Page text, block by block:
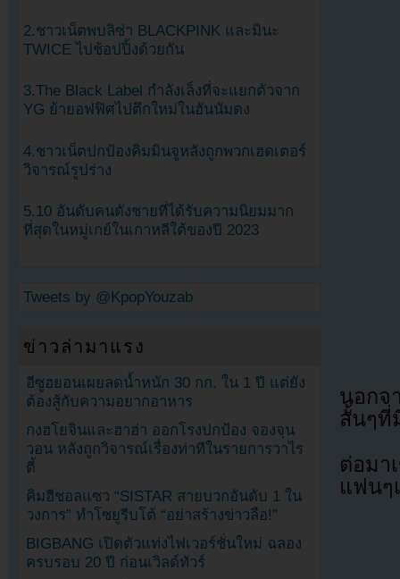
นอกจ
สั้นๆที่
ต่อมา
แฟนๆ
2.ชาวเน็ตพบลิซ่า BLACKPINK และมินะ
TWICE ไปช้อปปิ้งด้วยกัน
3.The Black Label กำลังเล็งที่จะแยกตัวจาก
YG ย้ายอฟฟิศไปตึกใหม่ในฮันนัมดง
4.ชาวเน็ตปกป้องคิมมินจูหลังถูกพวกเฮดเตอร์
วิจารณ์รูปร่าง
5.10 อันดับคนดังชายที่ได้รับความนิยมมาก
ที่สุดในหมู่เกย์ในเกาหลีใต้ของปี 2023
Tweets by @KpopYouzab
ข่าวล่ามาแรง
อีซูฮยอนเผยลดน้ำหนัก 30 กก. ใน 1 ปี แต่ยัง
ต้องสู้กับความอยากอาหาร
กงฮโยจินและฮาฮ่า ออกโรงปกป้อง จองจุน
วอน หลังถูกวิจารณ์เรื่องท่าทีในรายการวาไร
ตี้
คิมฮีชอลแซว “SISTAR สายบวกอันดับ 1 ใน
วงการ” ทำโซยูรีบโต้ “อย่าสร้างข่าวลือ!”
BIGBANG เปิดตัวแท่งไฟเวอร์ชั่นใหม่ ฉลอง
ครบรอบ 20 ปี ก่อนเวิลด์ทัวร์